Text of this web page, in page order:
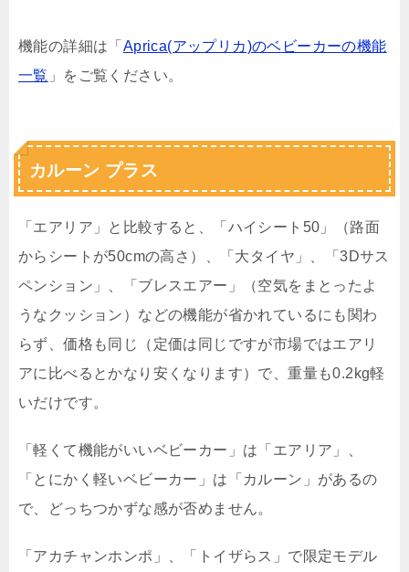
機能の詳細は「 Aprica(アップリカ)のベビーカーの機能
一覧 」をご覧ください。
カルーン プラス
「エアリア」と比較すると、「ハイシート50」（路面
からシートが50cmの高さ）、「大タイヤ」、「3Dサス
ペンション」、「ブレスエアー」（空気をまとったよ
うなクッション）などの機能が省かれているにも関わ
らず、価格も同じ（定価は同じですが市場ではエアリ
アに比べるとかなり安くなります）で、重量も0.2kg軽
いだけです。
「軽くて機能がいいベビーカー」は「エアリア」、
「とにかく軽いベビーカー」は「カルーン」があるの
で、どっちつかずな感が否めません。
「アカチャンホンポ」、「トイザらス」で限定モデル